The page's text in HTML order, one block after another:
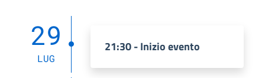
29
LUG
21:30 - Inizio evento